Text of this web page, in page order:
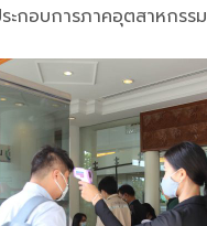
ะกอบการภาคอุตสาหกรรม